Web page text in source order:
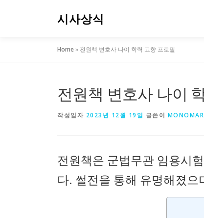
로
시사상식
Home» 전원책 변호사 나이 학력 고향 프로필
전원책 변호사 나이
작성일자 2023년 12월 19일 글쓴이
전원책은 군법무관 임용시
다. 썰전을 통해 유명해졌